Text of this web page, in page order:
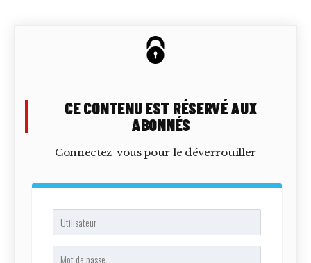
CE CONTENU EST RÉSERVÉ AUX
ABONNÉS
Connectez-vous pour le déverrouiller